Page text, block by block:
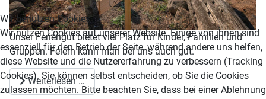
Unser Feriengut bietet viel Platz für Kinder, Familien und
Gruppen. Feiern kann man bei uns auch gut.
Weiterlesen …
Wir benutzen Cookies
Wir nutzen Cookies auf unserer Website. Einige von ihnen sind
essenziell für den Betrieb der Seite, während andere uns helfen,
diese Website und die Nutzererfahrung zu verbessern (Tracking
Cookies). Sie können selbst entscheiden, ob Sie die Cookies
zulassen möchten. Bitte beachten Sie, dass bei einer Ablehnung